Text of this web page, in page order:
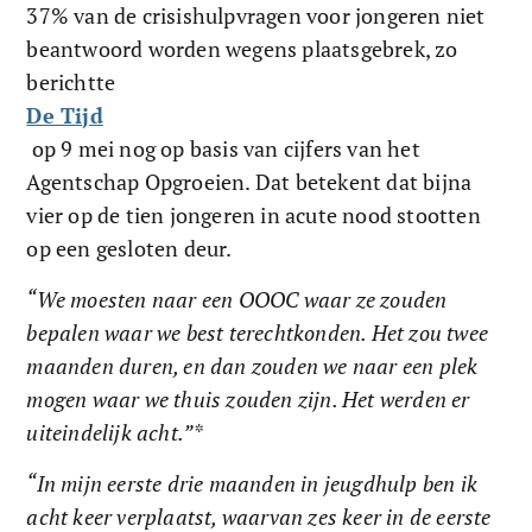
37% van de crisishulpvragen voor jongeren niet
beantwoord worden wegens plaatsgebrek, zo
berichtte
De Tijd
Agentschap Opgroeien. Dat betekent dat bijna
vier op de tien jongeren in acute nood stootten
op een gesloten deur.
“We moesten naar een OOOC waar ze zouden
bepalen waar we best terechtkonden. Het zou twee
maanden duren, en dan zouden we naar een plek
mogen waar we thuis zouden zijn. Het werden er
uiteindelijk acht.”*
“In mijn eerste drie maanden in jeugdhulp ben ik
acht keer verplaatst, waarvan zes keer in de eerste